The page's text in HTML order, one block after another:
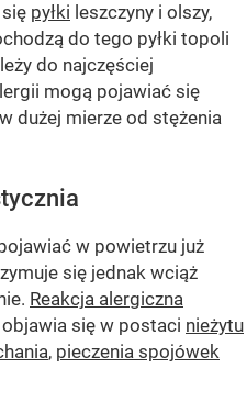
pyłki leszczyny i olszy,
do tego pyłki topoli
do najczęściej
mogą pojawiać się
dużej mierze od stężenia
w powietrzu już
się jednak wciąż
Reakcja alergiczna
objawia się w postaci nieżytu
, pieczenia spojówek